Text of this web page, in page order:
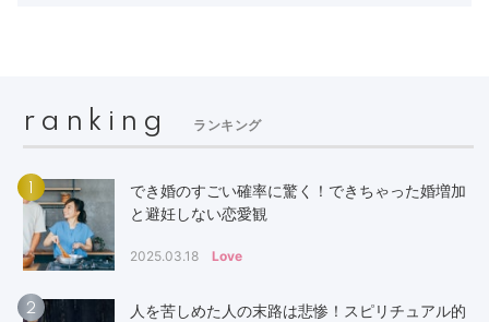
ranking ランキング
でき婚のすごい確率に驚く！できちゃった婚増加
と避妊しない恋愛観
2025.03.18 Love
2
人を苦しめた人の末路は悲惨！スピリチュアル的